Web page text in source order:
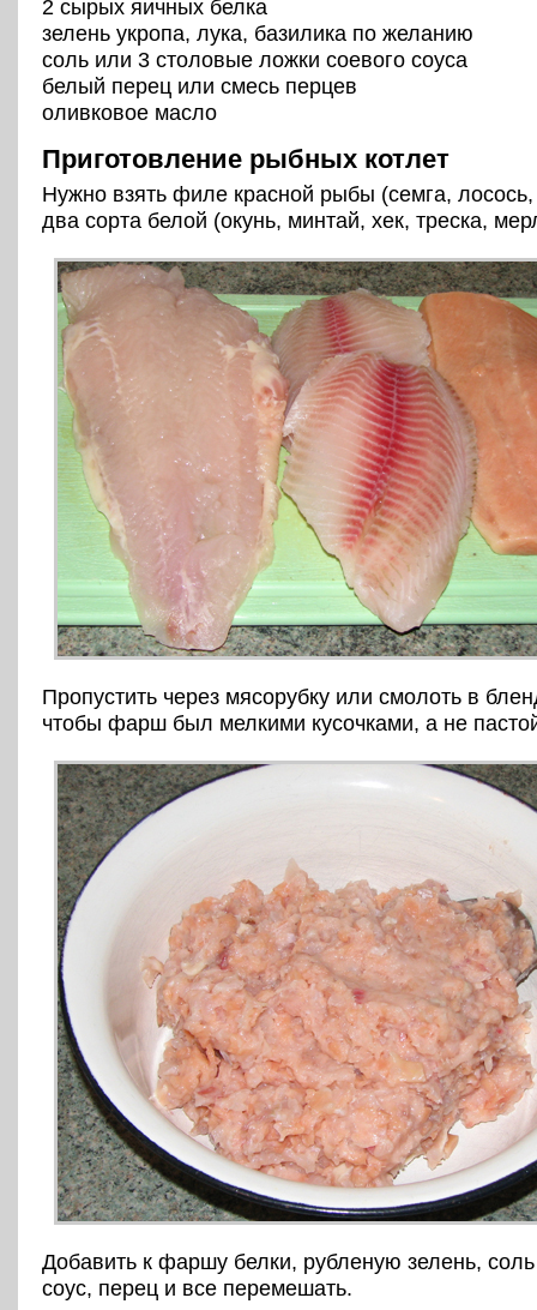
2 сырых яичных белка
зелень укропа, лука, базилика по желанию
соль или 3 столовые ложки соевого соуса
белый перец или смесь перцев
оливковое масло
Приготовление рыбных котлет
Нужно взять филе красной рыбы (семга,
два сорта белой (окунь, минтай, хек, треска,
Пропустить через мясорубку или смолоть в
чтобы фарш был мелкими кусочками, а не
Добавить к фаршу белки, рубленую зелень,
соус, перец и все перемешать.